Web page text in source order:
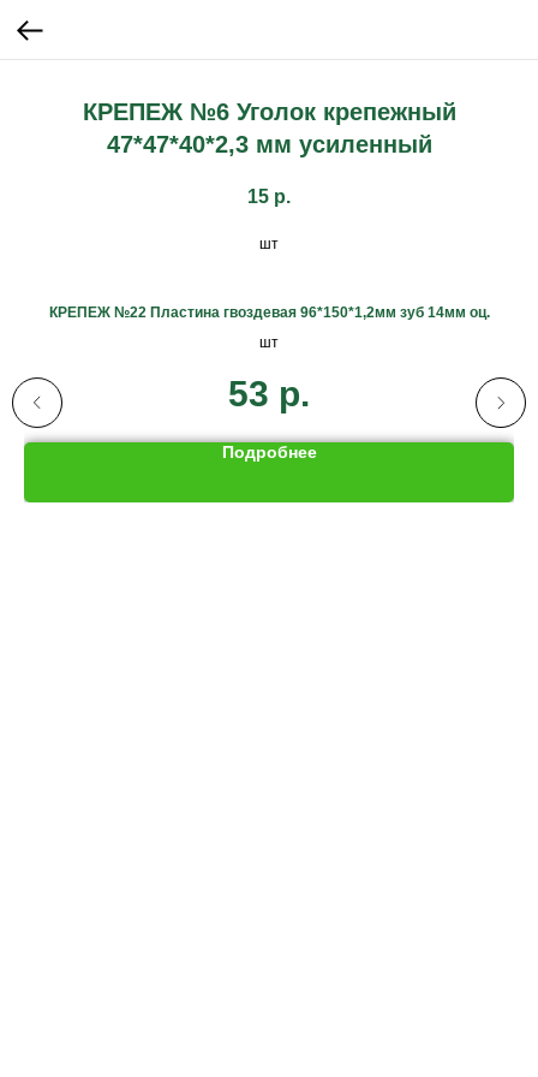
КРЕПЕЖ №6 Уголок крепежный
47*47*40*2,3 мм усиленный
15 р.
шт
КРЕПЕЖ №22 Пластина гвоздевая 96*150*1,2мм зуб 14мм оц.
шт
53 р.
Подробнее